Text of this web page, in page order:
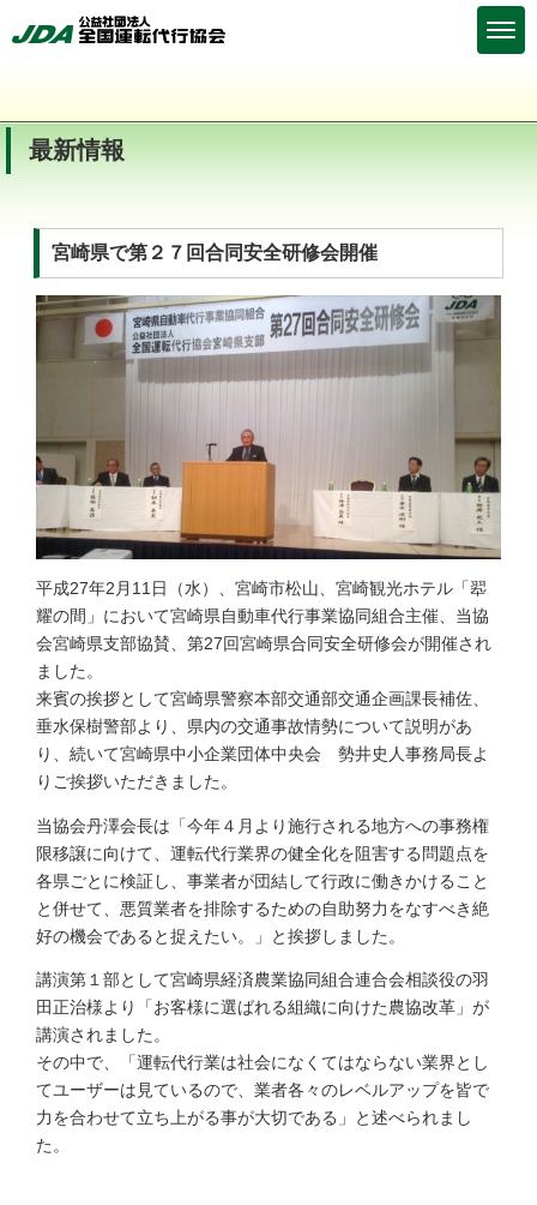
最新情報
宮崎県で第２７回合同安全研修会開催
平成27年2月11日（水）、宮崎市松山、宮崎観光ホテル「翆
耀の間」において宮崎県自動車代行事業協同組合主催、当協
会宮崎県支部協賛、第27回宮崎県合同安全研修会が開催され
ました。
来賓の挨拶として宮崎県警察本部交通部交通企画課長補佐、
垂水保樹警部より、県内の交通事故情勢について説明があ
り、続いて宮崎県中小企業団体中央会 勢井史人事務局長よ
りご挨拶いただきました。
当協会丹澤会長は「今年４月より施行される地方への事務権
限移譲に向けて、運転代行業界の健全化を阻害する問題点を
各県ごとに検証し、事業者が団結して行政に働きかけること
と併せて、悪質業者を排除するための自助努力をなすべき絶
好の機会であると捉えたい。」と挨拶しました。
講演第１部として宮崎県経済農業協同組合連合会相談役の羽
田正治様より「お客様に選ばれる組織に向けた農協改革」が
講演されました。
その中で、「運転代行業は社会になくてはならない業界とし
てユーザーは見ているので、業者各々のレベルアップを皆で
力を合わせて立ち上がる事が大切である」と述べられまし
た。